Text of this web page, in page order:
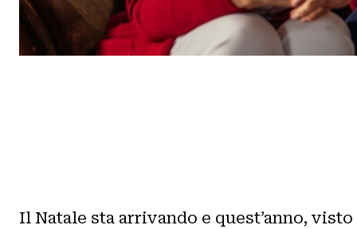
Il Natale sta arrivando e quest’anno, visto